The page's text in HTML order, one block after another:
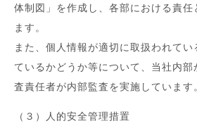
体制図」を作成し、各部における責任
ます。
また、個人情報が適切に取扱われて
ているかどうか等について、当社内
査責任者が内部監査を実施しています
（３）人的安全管理措置